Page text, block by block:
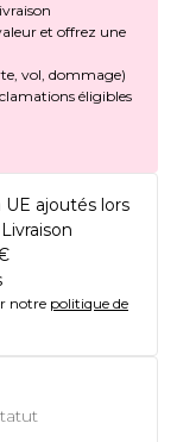
et offrez une
vol, dommage)
éligibles
ajoutés lors
notre politique de